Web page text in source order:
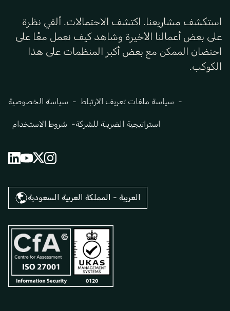
استكشف مشاريعنا. اكتشف الاحتمالات. ألقي نظرة
على بعض أعمالنا الأخيرة وشاهد كيف نعمل معًا على
احتضان الممكن مع بعض أكبر المنظمات على هذا
الكوكب.
سياسة الخصوصية سياسة ملفات تعريف الارتباط
شروط الاستخدام استراتيجية الضريبة للشركة
العربية - المملكة العربية السعودية